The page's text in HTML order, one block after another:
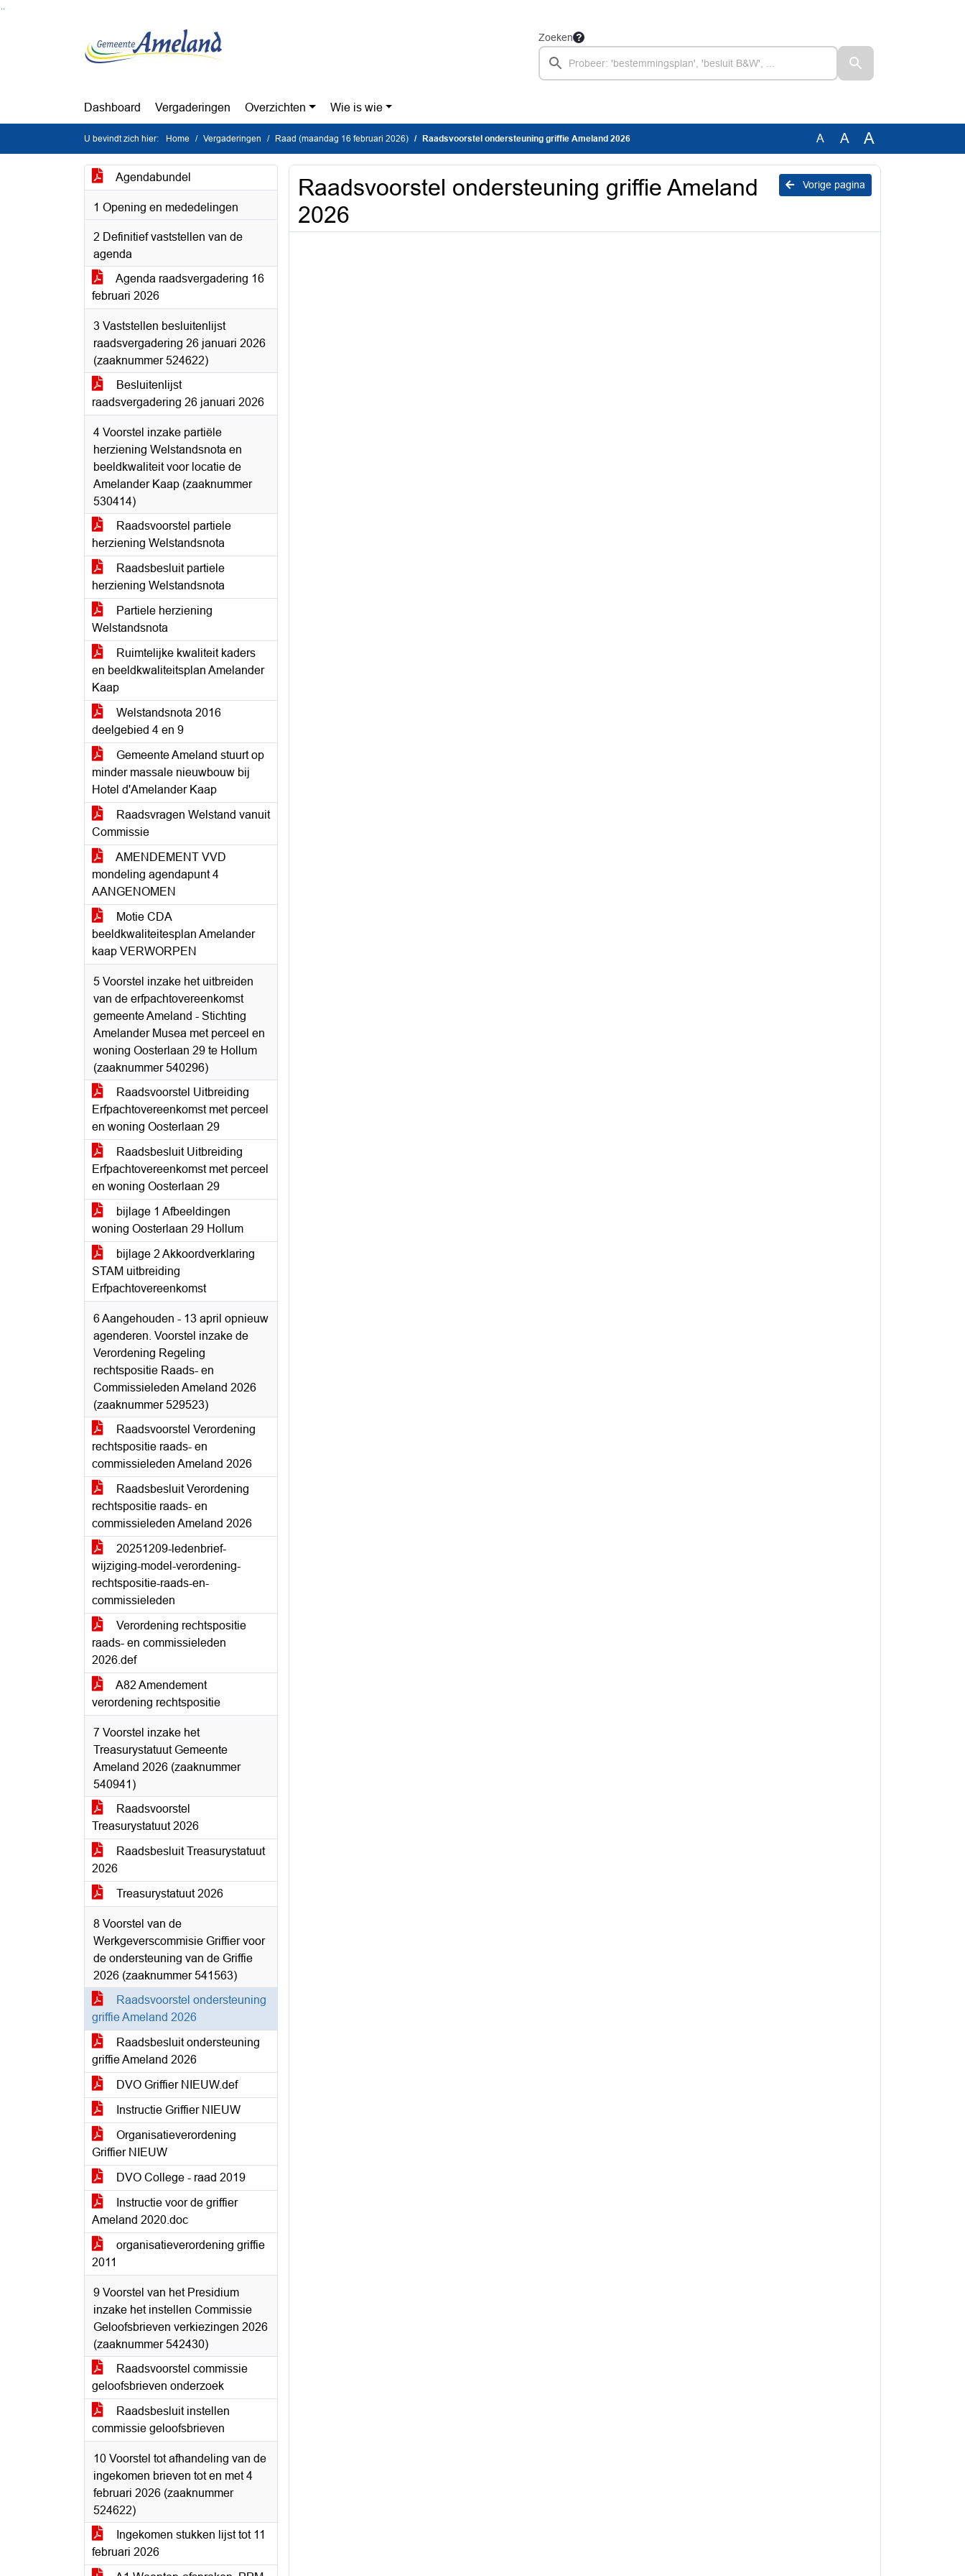
Zoeken
Dashboard Vergaderingen Overzichten Wie is wie
U bevindt zich hier: Home Vergaderingen Raad (maandag 16 februari 2026) Raadsvoorstel ondersteuning griffie Ameland 2026 A A A
Agendabundel
1 Opening en mededelingen
2 Definitief vaststellen van de
agenda
Agenda raadsvergadering 16
februari 2026
3 Vaststellen besluitenlijst
raadsvergadering 26 januari 2026
(zaaknummer 524622)
Besluitenlijst
raadsvergadering 26 januari 2026
4 Voorstel inzake partiële
herziening Welstandsnota en
beeldkwaliteit voor locatie de
Amelander Kaap (zaaknummer
530414)
Raadsvoorstel partiele
herziening Welstandsnota
Raadsbesluit partiele
herziening Welstandsnota
Partiele herziening
Welstandsnota
Ruimtelijke kwaliteit kaders
en beeldkwaliteitsplan Amelander
Kaap
Welstandsnota 2016
deelgebied 4 en 9
Gemeente Ameland stuurt op
minder massale nieuwbouw bij
Hotel d'Amelander Kaap
Raadsvragen Welstand vanuit
Commissie
AMENDEMENT VVD
mondeling agendapunt 4
AANGENOMEN
Motie CDA
beeldkwaliteitesplan Amelander
kaap VERWORPEN
5 Voorstel inzake het uitbreiden
van de erfpachtovereenkomst
gemeente Ameland - Stichting
Amelander Musea met perceel en
woning Oosterlaan 29 te Hollum
(zaaknummer 540296)
Raadsvoorstel Uitbreiding
Erfpachtovereenkomst met perceel
en woning Oosterlaan 29
Raadsbesluit Uitbreiding
Erfpachtovereenkomst met perceel
en woning Oosterlaan 29
bijlage 1 Afbeeldingen
woning Oosterlaan 29 Hollum
bijlage 2 Akkoordverklaring
STAM uitbreiding
Erfpachtovereenkomst
6 Aangehouden - 13 april opnieuw
agenderen. Voorstel inzake de
Verordening Regeling
rechtspositie Raads- en
Commissieleden Ameland 2026
(zaaknummer 529523)
Raadsvoorstel Verordening
rechtspositie raads- en
commissieleden Ameland 2026
Raadsbesluit Verordening
rechtspositie raads- en
commissieleden Ameland 2026
20251209-ledenbrief-
wijziging-model-verordening-
rechtspositie-raads-en-
commissieleden
Verordening rechtspositie
raads- en commissieleden
2026.def
A82 Amendement
verordening rechtspositie
7 Voorstel inzake het
Treasurystatuut Gemeente
Ameland 2026 (zaaknummer
540941)
Raadsvoorstel
Treasurystatuut 2026
Raadsbesluit Treasurystatuut
2026
Treasurystatuut 2026
8 Voorstel van de
Werkgeverscommisie Griffier voor
de ondersteuning van de Griffie
2026 (zaaknummer 541563)
Raadsvoorstel ondersteuning
griffie Ameland 2026
Raadsbesluit ondersteuning
griffie Ameland 2026
DVO Griffier NIEUW.def
Instructie Griffier NIEUW
Organisatieverordening
Griffier NIEUW
DVO College - raad 2019
Instructie voor de griffier
Ameland 2020.doc
organisatieverordening griffie
2011
9 Voorstel van het Presidium
inzake het instellen Commissie
Geloofsbrieven verkiezingen 2026
(zaaknummer 542430)
Raadsvoorstel commissie
geloofsbrieven onderzoek
Raadsbesluit instellen
commissie geloofsbrieven
10 Voorstel tot afhandeling van de
ingekomen brieven tot en met 4
februari 2026 (zaaknummer
524622)
Ingekomen stukken lijst tot 11
februari 2026
Vorige pagina
Raadsvoorstel ondersteuning griffie Ameland
2026